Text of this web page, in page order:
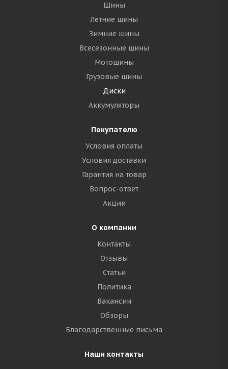
Шины
Летние шины
Зимние шины
Всесезонные шины
Мотошины
Грузовые шины
Диски
Аккумуляторы
Покупателю
Условия оплаты
Условия доставки
Гарантия на товар
Вопрос-ответ
Акции
О компании
Контакты
Отзывы
Статьи
Политика
Вакансии
Обзоры
Благодарственные письма
Наши контакты